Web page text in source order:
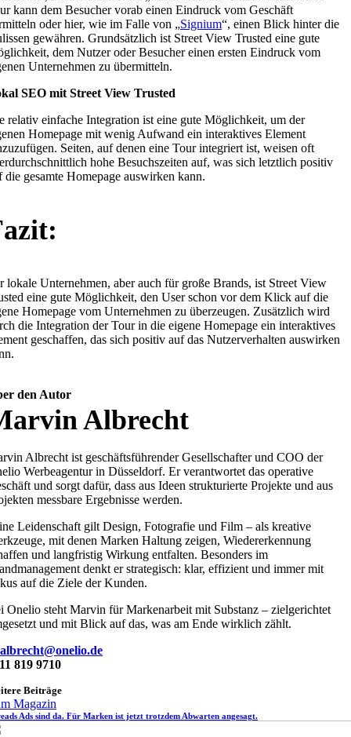
kann dem Besucher vorab einen Eindruck vom Geschäft
oder hier, wie im Falle von „Signium“, einen Blick hinter die
gewähren. Grundsätzlich ist Street View Trusted eine gute
dem Nutzer oder Besucher einen ersten Eindruck vom
Unternehmen zu übermitteln.
SEO mit Street View Trusted
relativ einfache Integration ist eine gute Möglichkeit, um der
Homepage mit wenig Aufwand ein interaktives Element
Seiten, auf denen eine Tour integriert ist, weisen oft
hohe Besuchszeiten auf, was sich letztlich positiv
die gesamte Homepage auswirken kann.
lokale Unternehmen, aber auch für große Brands, ist Street View
eine gute Möglichkeit, den User schon vor dem Klick auf die
Homepage vom Unternehmen zu überzeugen. Zusätzlich wird
die Integration der Tour in die eigene Homepage ein interaktives
geschaffen, das sich positiv auf das Nutzerverhalten auswirken
den Autor
Albrecht
Albrecht ist geschäftsführender Gesellschafter und COO der
Werbeagentur in Düsseldorf. Er verantwortet das operative
und sorgt dafür, dass aus Ideen strukturierte Projekte und aus
messbare Ergebnisse werden.
Leidenschaft gilt Design, Fotografie und Film – als kreative
mit denen Marken Haltung zeigen, Wiedererkennung
und langfristig Wirkung entfalten. Besonders im
denkt er strategisch: klar, effizient und immer mit
auf die Ziele der Kunden.
Onelio steht Marvin für Markenarbeit mit Substanz – zielgerichtet
und mit Blick auf das, was am Ende wirklich zählt.
819 9710
Beiträge
Magazin
Ads sind da. Für Marken ist jetzt trotzdem Abwarten angesagt.